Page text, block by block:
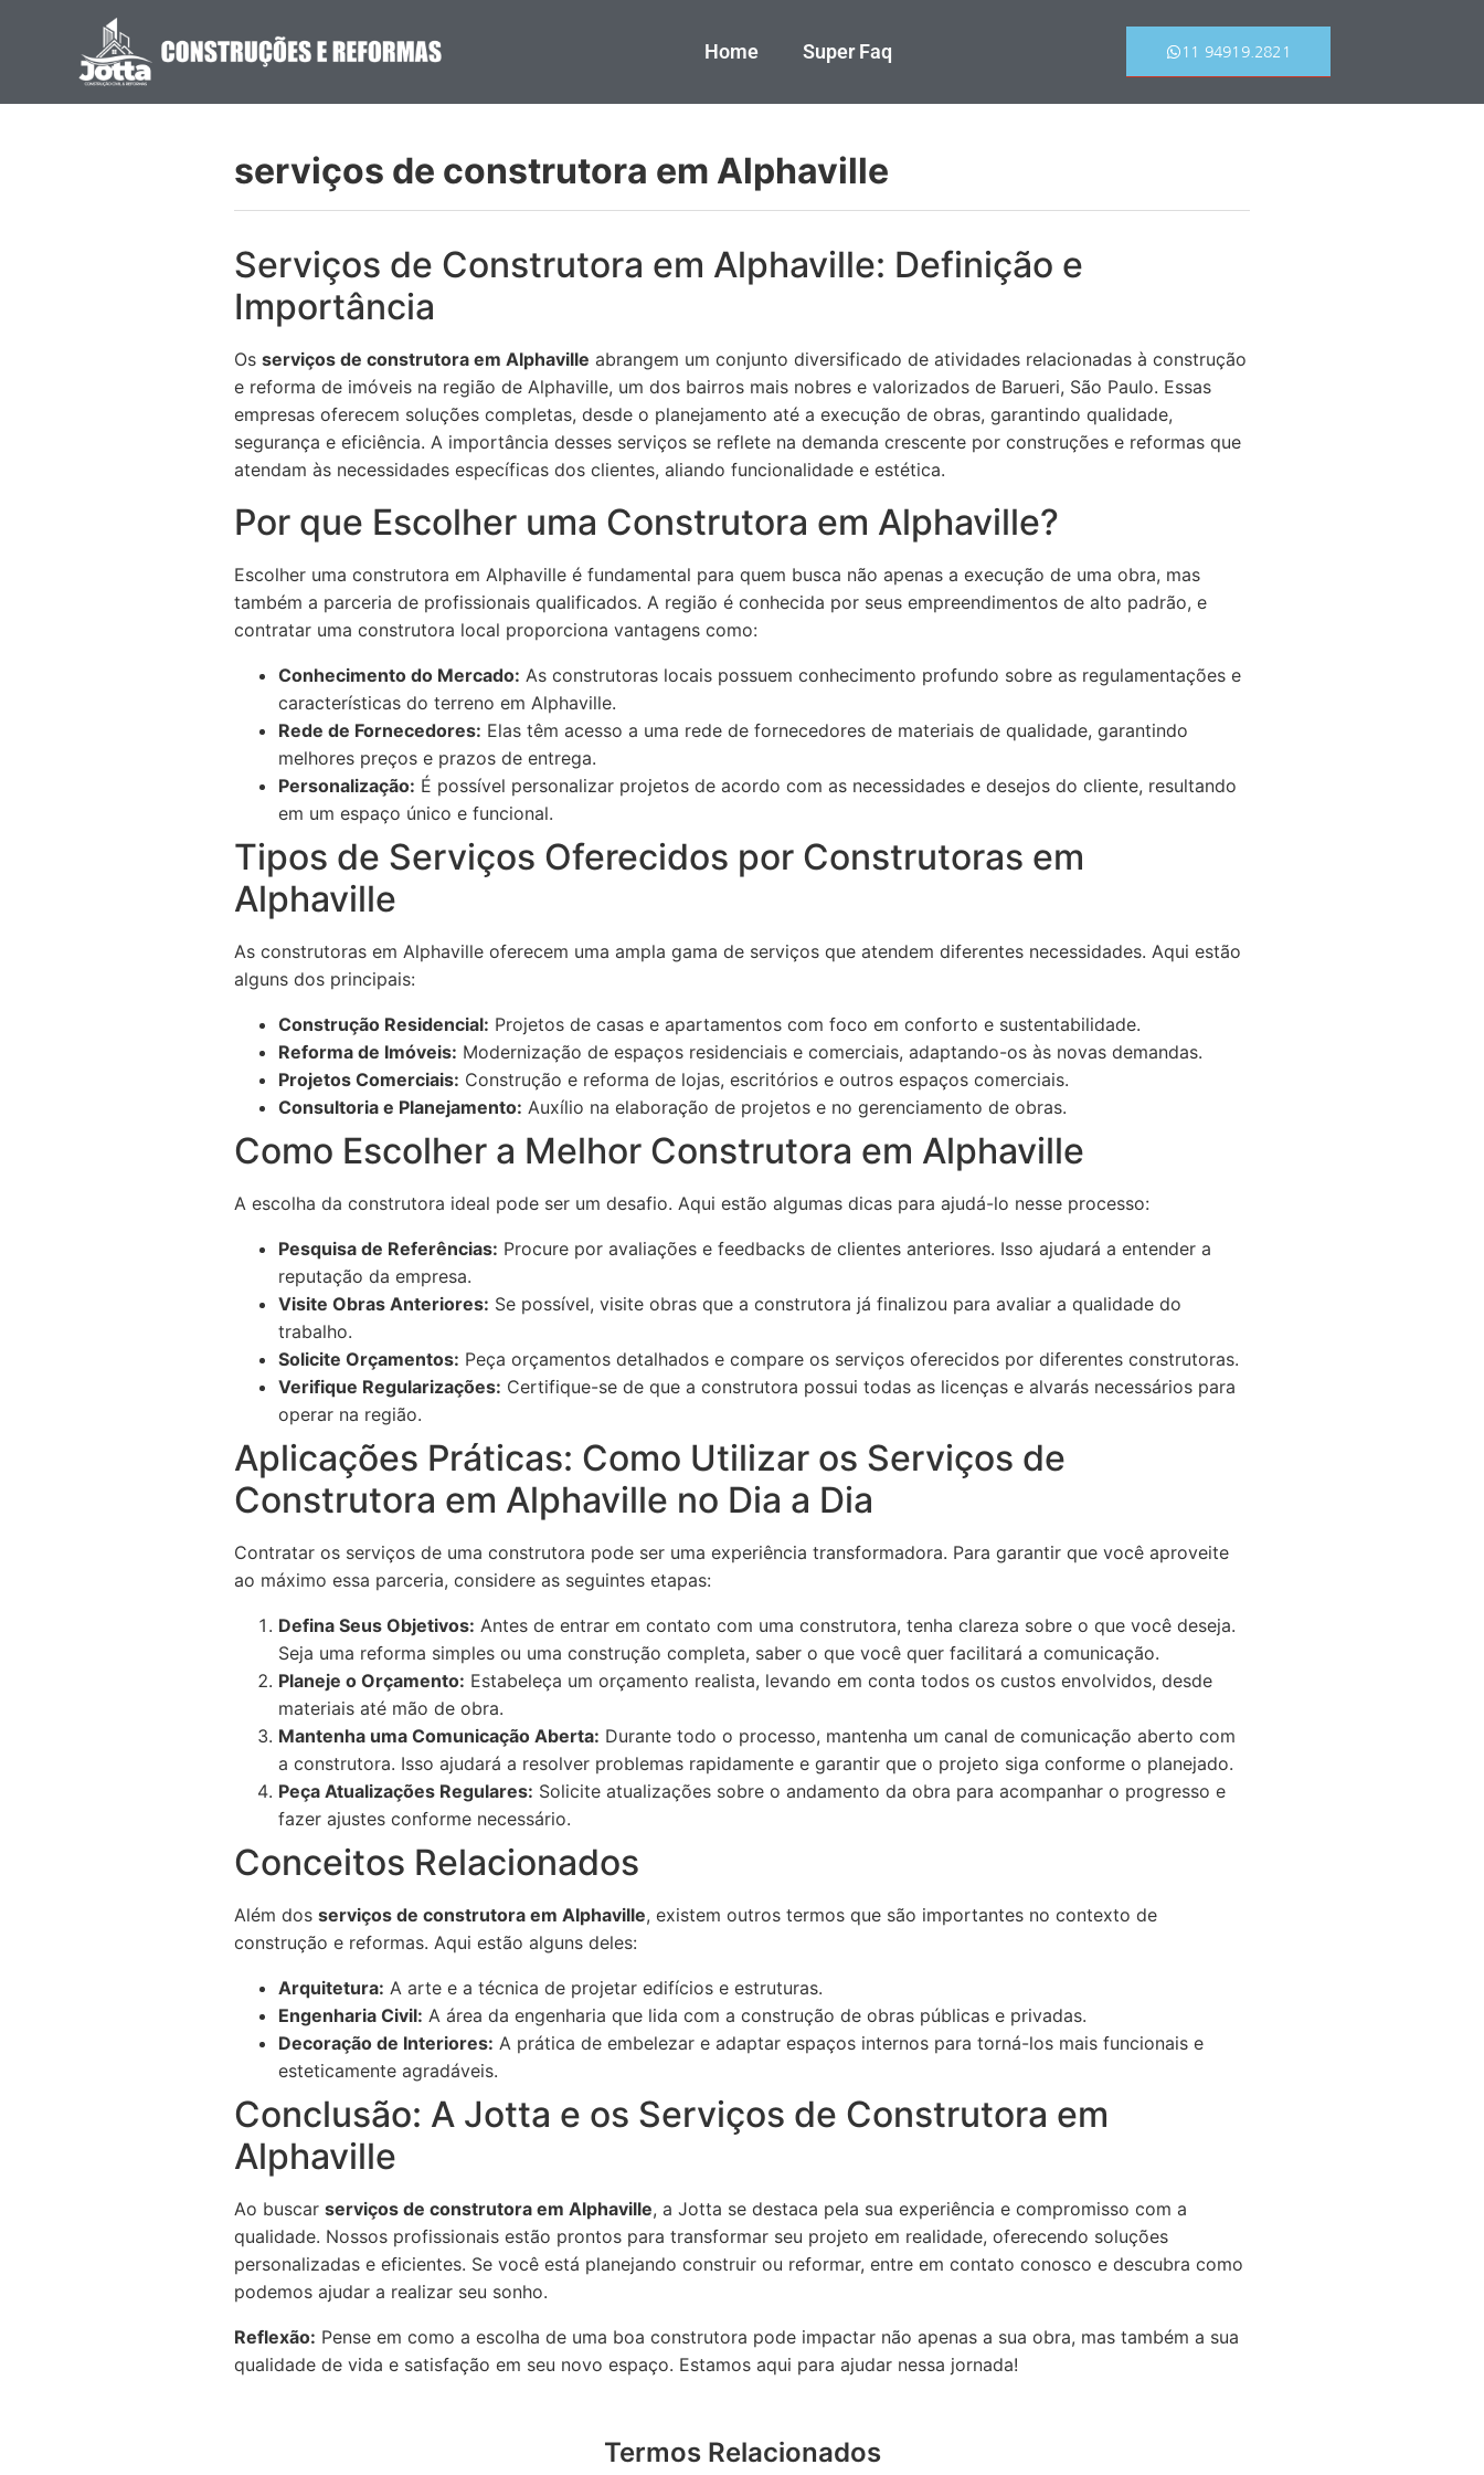
Home Super Faq 11 94919.2821
serviços de construtora em Alphaville
Serviços de Construtora em Alphaville: Definição e
Importância
Os serviços de construtora em Alphaville abrangem um conjunto diversificado de atividades relacionadas à construção
e reforma de imóveis na região de Alphaville, um dos bairros mais nobres e valorizados de Barueri, São Paulo. Essas
empresas oferecem soluções completas, desde o planejamento até a execução de obras, garantindo qualidade,
segurança e eficiência. A importância desses serviços se reflete na demanda crescente por construções e reformas que
atendam às necessidades específicas dos clientes, aliando funcionalidade e estética.
Por que Escolher uma Construtora em Alphaville?
Escolher uma construtora em Alphaville é fundamental para quem busca não apenas a execução de uma obra, mas
também a parceria de profissionais qualificados. A região é conhecida por seus empreendimentos de alto padrão, e
contratar uma construtora local proporciona vantagens como:
Conhecimento do Mercado: As construtoras locais possuem conhecimento profundo sobre as regulamentações e
características do terreno em Alphaville.
Rede de Fornecedores: Elas têm acesso a uma rede de fornecedores de materiais de qualidade, garantindo
melhores preços e prazos de entrega.
Personalização: É possível personalizar projetos de acordo com as necessidades e desejos do cliente, resultando
em um espaço único e funcional.
Tipos de Serviços Oferecidos por Construtoras em
Alphaville
As construtoras em Alphaville oferecem uma ampla gama de serviços que atendem diferentes necessidades. Aqui estão
alguns dos principais:
Construção Residencial: Projetos de casas e apartamentos com foco em conforto e sustentabilidade.
Reforma de Imóveis: Modernização de espaços residenciais e comerciais, adaptando-os às novas demandas.
Projetos Comerciais: Construção e reforma de lojas, escritórios e outros espaços comerciais.
Consultoria e Planejamento: Auxílio na elaboração de projetos e no gerenciamento de obras.
Como Escolher a Melhor Construtora em Alphaville
A escolha da construtora ideal pode ser um desafio. Aqui estão algumas dicas para ajudá-lo nesse processo:
Pesquisa de Referências: Procure por avaliações e feedbacks de clientes anteriores. Isso ajudará a entender a
reputação da empresa.
Visite Obras Anteriores: Se possível, visite obras que a construtora já finalizou para avaliar a qualidade do
trabalho.
Solicite Orçamentos: Peça orçamentos detalhados e compare os serviços oferecidos por diferentes construtoras.
Verifique Regularizações: Certifique-se de que a construtora possui todas as licenças e alvarás necessários para
operar na região.
Aplicações Práticas: Como Utilizar os Serviços de
Construtora em Alphaville no Dia a Dia
Contratar os serviços de uma construtora pode ser uma experiência transformadora. Para garantir que você aproveite
ao máximo essa parceria, considere as seguintes etapas:
Defina Seus Objetivos: Antes de entrar em contato com uma construtora, tenha clareza sobre o que você deseja.
Seja uma reforma simples ou uma construção completa, saber o que você quer facilitará a comunicação.
Planeje o Orçamento: Estabeleça um orçamento realista, levando em conta todos os custos envolvidos, desde
materiais até mão de obra.
Mantenha uma Comunicação Aberta: Durante todo o processo, mantenha um canal de comunicação aberto com
a construtora. Isso ajudará a resolver problemas rapidamente e garantir que o projeto siga conforme o planejado.
Peça Atualizações Regulares: Solicite atualizações sobre o andamento da obra para acompanhar o progresso e
fazer ajustes conforme necessário.
Conceitos Relacionados
Além dos serviços de construtora em Alphaville, existem outros termos que são importantes no contexto de
construção e reformas. Aqui estão alguns deles:
Arquitetura: A arte e a técnica de projetar edifícios e estruturas.
Engenharia Civil: A área da engenharia que lida com a construção de obras públicas e privadas.
Decoração de Interiores: A prática de embelezar e adaptar espaços internos para torná-los mais funcionais e
esteticamente agradáveis.
Conclusão: A Jotta e os Serviços de Construtora em
Alphaville
Ao buscar serviços de construtora em Alphaville, a Jotta se destaca pela sua experiência e compromisso com a
qualidade. Nossos profissionais estão prontos para transformar seu projeto em realidade, oferecendo soluções
personalizadas e eficientes. Se você está planejando construir ou reformar, entre em contato conosco e descubra como
podemos ajudar a realizar seu sonho.
Reflexão: Pense em como a escolha de uma boa construtora pode impactar não apenas a sua obra, mas também a sua
qualidade de vida e satisfação em seu novo espaço. Estamos aqui para ajudar nessa jornada!
Termos Relacionados